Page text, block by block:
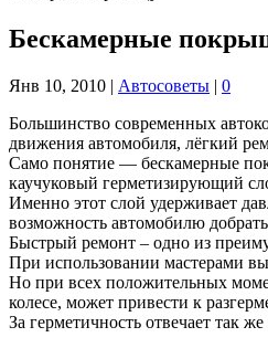
Бескамерные
Янв 10, 2010 | Автосоветы | 0
Большинство современных
движения автомобиля, лёгкий
Само понятие — бескамерные
каучуковый герметизирующий
Именно этот слой удерживает
возможность автомобилю
Быстрый ремонт – одно из
При использовании мастерами
Но при всех положительных
колесе, может привести к
За герметичность отвечает так